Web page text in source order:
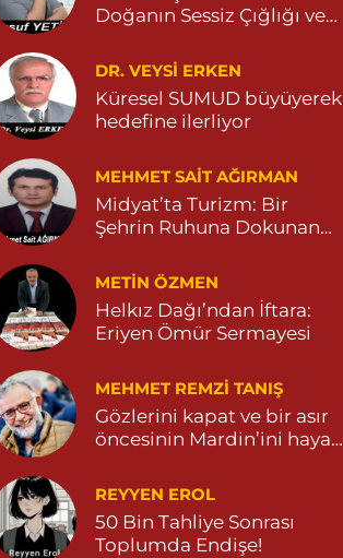
Turan Eczanesi
Mahallesi, Kısmetli Caddesi No:59 D
Mardin
0 (482) 381 36 70 Yol Tarifi Al
Doğanın Sessiz Çığlığı ve
DR. VEYSI ERKEN
Küresel SUMUD büyüyerek
hedefine ilerliyor
MEHMET SAIT AĞIRMAN
Midyat’ta Turizm: Bir
Şehrin Ruhuna Dokunan
METIN ÖZMEN
Helkız Dağı’ndan İftara:
Eriyen Ömür Sermayesi
MEHMET REMZI TANIŞ
Gözlerini kapat ve bir asır
öncesinin Mardin’ini hayal
REYYEN EROL
50 Bin Tahliye Sonrası
Toplumda Endişe!